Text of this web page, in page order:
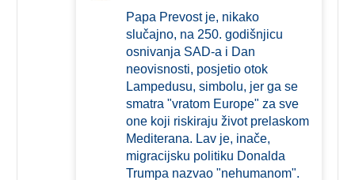
Papa Prevost je, nikako
slučajno, na 250. godišnjicu
osnivanja SAD-a i Dan
neovisnosti, posjetio otok
Lampedusu, simbolu, jer ga se
smatra "vratom Europe" za sve
one koji riskiraju život prelaskom
Mediterana. Lav je, inače,
migracijsku politiku Donalda
Trumpa nazvao "nehumanom".